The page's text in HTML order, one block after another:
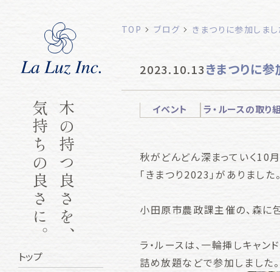
木の持つ良さを、
気持ちの良さに。
トップ
TOP ブログ きまつりに参加しまし
2023.10.13きまつりに
イベント ラ・ルースの取り
秋がどんどん深まっていく10
「きまつり2023」がありました。
小田原市農政課主催の、森に
ラ・ルースは、一輪挿しキャ
詰め放題などで参加しました。